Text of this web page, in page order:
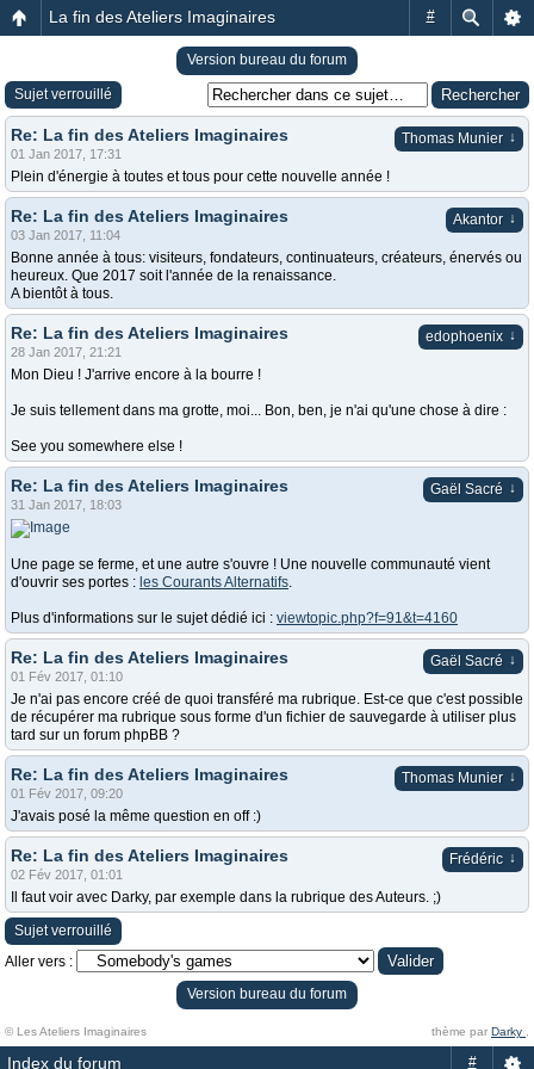
#
La fin des Ateliers Imaginaires
Version bureau du forum
Sujet verrouillé
Thomas Munier ↓
Re: La fin des Ateliers Imaginaires
01 Jan 2017, 17:31
Plein d'énergie à toutes et tous pour cette nouvelle année !
Akantor ↓
Re: La fin des Ateliers Imaginaires
03 Jan 2017, 11:04
Bonne année à tous: visiteurs, fondateurs, continuateurs, créateurs, énervés ou
heureux. Que 2017 soit l'année de la renaissance.
A bientôt à tous.
edophoenix ↓
Re: La fin des Ateliers Imaginaires
28 Jan 2017, 21:21
Mon Dieu ! J'arrive encore à la bourre !
Je suis tellement dans ma grotte, moi... Bon, ben, je n'ai qu'une chose à dire :
See you somewhere else !
Gaël Sacré ↓
Re: La fin des Ateliers Imaginaires
31 Jan 2017, 18:03
Une page se ferme, et une autre s'ouvre ! Une nouvelle communauté vient
d'ouvrir ses portes : les Courants Alternatifs.
Plus d'informations sur le sujet dédié ici : viewtopic.php?f=91&t=4160
Gaël Sacré ↓
Re: La fin des Ateliers Imaginaires
01 Fév 2017, 01:10
Je n'ai pas encore créé de quoi transféré ma rubrique. Est-ce que c'est possible
de récupérer ma rubrique sous forme d'un fichier de sauvegarde à utiliser plus
tard sur un forum phpBB ?
Thomas Munier ↓
Re: La fin des Ateliers Imaginaires
01 Fév 2017, 09:20
J'avais posé la même question en off :)
Frédéric ↓
Re: La fin des Ateliers Imaginaires
02 Fév 2017, 01:01
Il faut voir avec Darky, par exemple dans la rubrique des Auteurs. ;)
Sujet verrouillé
Aller vers :
Version bureau du forum
© Les Ateliers Imaginaires thème par Darky
Index du forum #